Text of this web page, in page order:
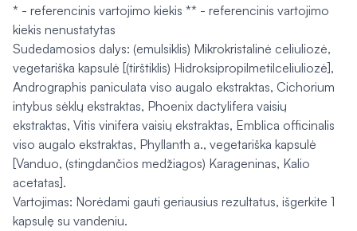
* - referencinis vartojimo kiekis ** - referencinis vartojimo
kiekis nenustatytas
Sudedamosios dalys: (emulsiklis) Mikrokristalinė celiuliozė,
vegetariška kapsulė [(tirštiklis) Hidroksipropilmetilceliuliozė],
Andrographis paniculata viso augalo ekstraktas, Cichorium
intybus sėklų ekstraktas, Phoenix dactylifera vaisių
ekstraktas, Vitis vinifera vaisių ekstraktas, Emblica officinalis
viso augalo ekstraktas, Phyllanth a., vegetariška kapsulė
[Vanduo, (stingdančios medžiagos) Karageninas, Kalio
acetatas].
Vartojimas: Norėdami gauti geriausius rezultatus, išgerkite 1
kapsulę su vandeniu.